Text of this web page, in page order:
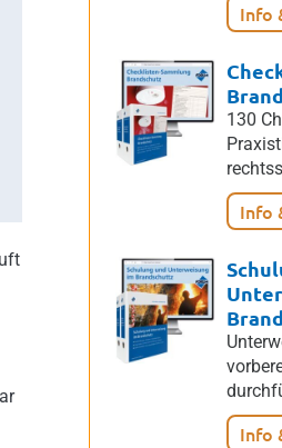
Info
130
Info
Info